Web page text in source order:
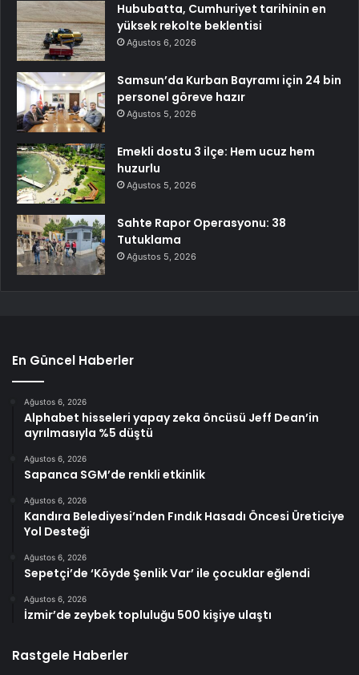
Hububatta, Cumhuriyet tarihinin en
yüksek rekolte beklentisi
Ağustos 6, 2026
Samsun’da Kurban Bayramı için 24 bin
personel göreve hazır
Ağustos 5, 2026
Emekli dostu 3 ilçe: Hem ucuz hem
huzurlu
Ağustos 5, 2026
Sahte Rapor Operasyonu: 38
Tutuklama
Ağustos 5, 2026
En Güncel Haberler
Ağustos 6, 2026
Alphabet hisseleri yapay zeka öncüsü Jeff Dean’in
ayrılmasıyla %5 düştü
Ağustos 6, 2026
Sapanca SGM’de renkli etkinlik
Ağustos 6, 2026
Kandıra Belediyesi’nden Fındık Hasadı Öncesi Üreticiye
Yol Desteği
Ağustos 6, 2026
Sepetçi’de ‘Köyde Şenlik Var’ ile çocuklar eğlendi
Ağustos 6, 2026
İzmir’de zeybek topluluğu 500 kişiye ulaştı
Rastgele Haberler